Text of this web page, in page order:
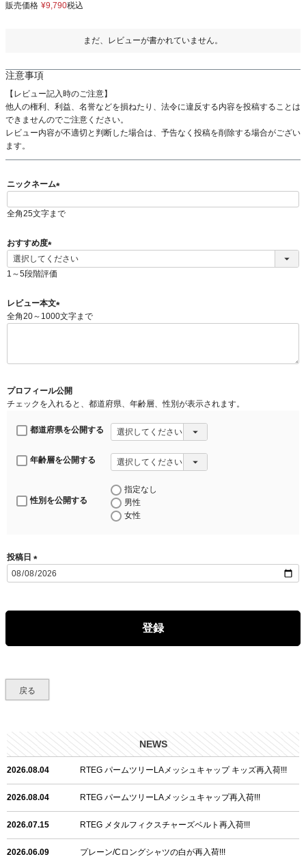
販売価格 ¥9,790税込
まだ、レビューが書かれていません。
注意事項
【レビュー記入時のご注意】
他人の権利、利益、名誉などを損ねたり、法令に違反する内容を投稿することは
できませんのでご注意ください。
レビュー内容が不適切と判断した場合は、予告なく投稿を削除する場合がござい
ます。
ニックネーム
必
全角25文字まで
おすすめ度
(
必
)
1～5段階評価
レビュー本文
(
全角20～1000文字まで
プロフィール公開
チェックを入れると、都道府県、年齢層、性別が表示されます。
都道府県を公開する
年齢層を公開する
性別を公開する
指定なし
男性
女性
投稿日
(
)
登録
戻る
NEWS
2026.08.04 RTEG パームツリーLAメッシュキャップ キッズ再入荷!!!
2026.08.04 RTEG パームツリーLAメッシュキャップ再入荷!!!
2026.07.15 RTEG メタルフィクスチャーズベルト再入荷!!!
2026.06.09 プレーン/Cロングシャツの白が再入荷!!!